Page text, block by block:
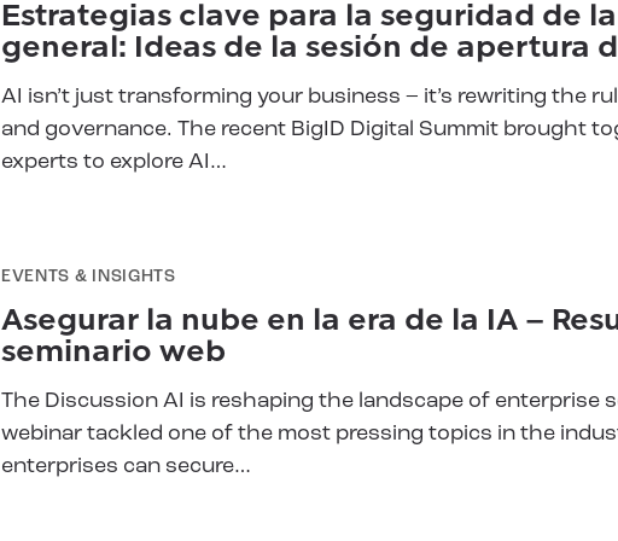
segura y escalable
Estrategias clave para la seguridad de
general: Ideas de la sesión de apertura
AI isn’t just transforming your business – it’s rewriting the
and governance. The recent BigID Digital Summit brought
experts to explore AI…
Asegurar la nube en la era de la IA–
seminario web
The Discussion AI is reshaping the landscape of enterprise
webinar tackled one of the most pressing topics in the
enterprises can secure…
EVENTS & INSIGHTS